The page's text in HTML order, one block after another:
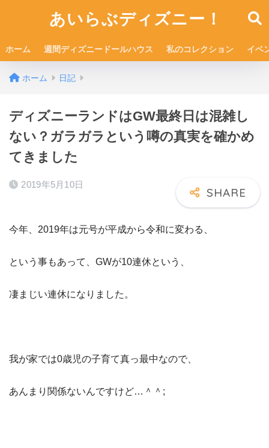
あいらぶディズニー！
ホーム 週間ディズニードールハウス 私のコレクション イベ
ホーム 日記
ディズニーランドはGW最終日は混雑し
ない？ガラガラという噂の真実を確かめ
てきました
2019年5月10日
今年、2019年は元号が平成から令和に変わる、
という事もあって、GWが10連休という、
凄まじい連休になりました。
我が家では0歳児の子育て真っ最中なので、
あんまり関係ないんですけど…＾＾;